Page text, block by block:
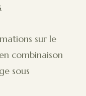
sur le
combinaison
sous